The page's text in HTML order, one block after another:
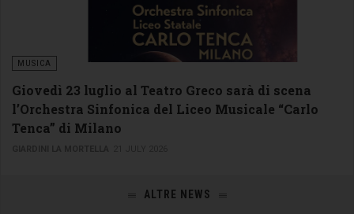
MUSICA
Giovedì 23 luglio al Teatro Greco sarà di scena
l’Orchestra Sinfonica del Liceo Musicale “Carlo
Tenca” di Milano
ALTRE NEWS